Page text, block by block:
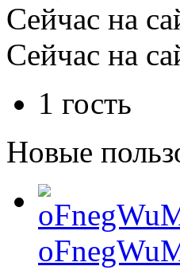
Сейчас на
Сейчас на
1 гость
Новые